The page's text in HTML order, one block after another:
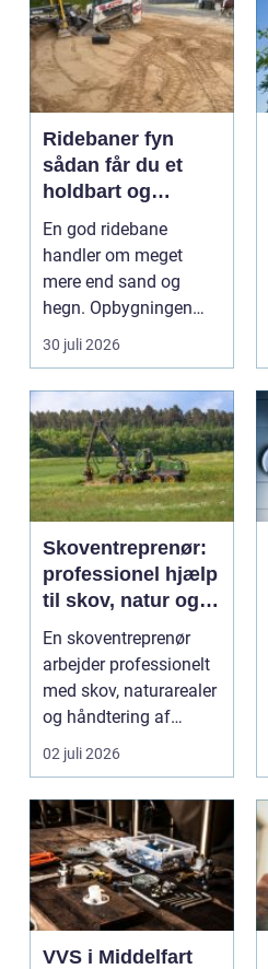
Ridebaner fyn
sådan får du et
holdbart og
funktionelt
underlag
En god ridebane
handler om meget
mere end sand og
hegn. Opbygningen
under overfladen afgør,
hvor meg...
30 juli 2026
Skoventreprenør:
professionel hjælp
til skov, natur og
træopgaver
En skoventreprenør
arbejder professionelt
med skov, naturarealer
og håndtering af
tr&ae...
02 juli 2026
VVS i Middelfart